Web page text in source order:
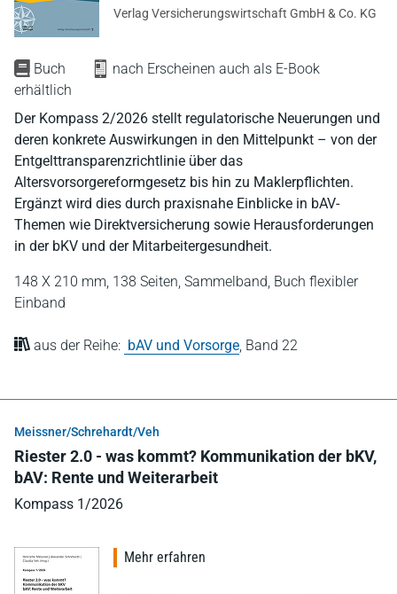
Buch
nach Erscheinen auch als E-Book
erhältlich
Der Kompass 2/2026 stellt regulatorische Neuerungen und
deren konkrete Auswirkungen in den Mittelpunkt – von der
Entgelttransparenzrichtlinie über das
Altersvorsorgereformgesetz bis hin zu Maklerpflichten.
Ergänzt wird dies durch praxisnahe Einblicke in bAV-
Themen wie Direktversicherung sowie Herausforderungen
in der bKV und der Mitarbeitergesundheit.
148 X 210 mm, 138 Seiten, Sammelband, Buch flexibler
Einband
aus der Reihe: bAV und Vorsorge Band 22
Verlag Versicherungswirtschaft GmbH & Co. KG
Meissner/Schrehardt/Veh
Riester 2.0 - was kommt? Kommunikation der bKV,
bAV: Rente und Weiterarbeit
Kompass 1/2026
Mehr erfahren